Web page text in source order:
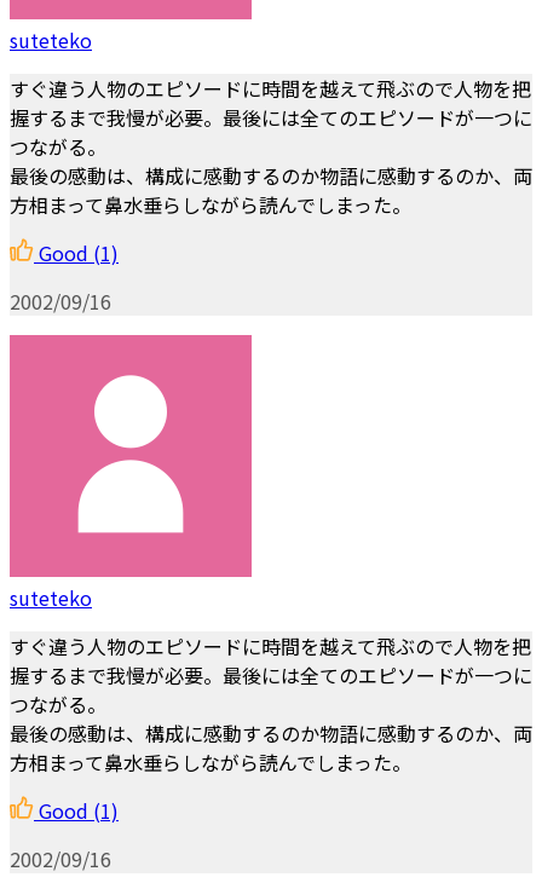
suteteko
すぐ違う人物のエピソードに時間を越えて飛ぶので人物を把
握するまで我慢が必要。最後には全てのエピソードが一つに
つながる。
最後の感動は、構成に感動するのか物語に感動するのか、両
方相まって鼻水垂らしながら読んでしまった。
Good (1)
2002/09/16
suteteko
すぐ違う人物のエピソードに時間を越えて飛ぶので人物を把
握するまで我慢が必要。最後には全てのエピソードが一つに
つながる。
最後の感動は、構成に感動するのか物語に感動するのか、両
方相まって鼻水垂らしながら読んでしまった。
Good (1)
2002/09/16